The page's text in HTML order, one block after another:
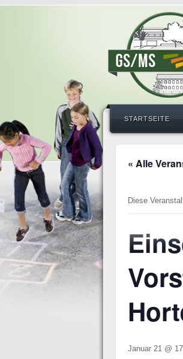
STARTSEITE
« Alle
Diese
Januar 21 @